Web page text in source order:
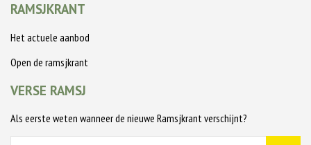
RAMSJKRANT
Het actuele aanbod
Open de ramsjkrant
VERSE RAMSJ
Als eerste weten wanneer de nieuwe Ramsjkrant verschijnt?